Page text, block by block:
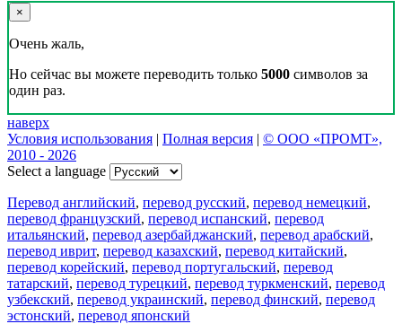
×
Очень жаль,
Но сейчас вы можете переводить только 5000 символов за
один раз.
наверх
Условия использования | Полная версия | © ООО «ПРОМТ»,
2010 - 2026
Select a language
Перевод английский, перевод русский, перевод немецкий,
перевод французский, перевод испанский, перевод
итальянский, перевод азербайджанский, перевод арабский,
перевод иврит, перевод казахский, перевод китайский,
перевод корейский, перевод португальский, перевод
татарский, перевод турецкий, перевод туркменский, перевод
узбекский, перевод украинский, перевод финский, перевод
эстонский, перевод японский